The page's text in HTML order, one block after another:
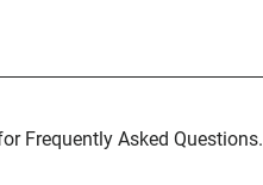
Frequently Asked Questions.